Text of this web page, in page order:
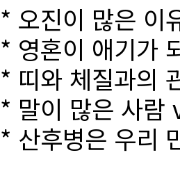
* 오진이 많은 이
* 영혼이 애기가
* 띠와 체질과의
* 말이 많은 사람
* 산후병은 우리